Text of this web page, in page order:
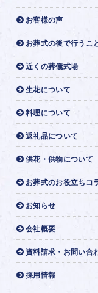
お客様の声
お葬式の後で行うこ
近くの葬儀式場
生花について
料理について
返礼品について
供花・供物について
お葬式のお役立ちコ
お知らせ
会社概要
資料請求・お問い合
採用情報